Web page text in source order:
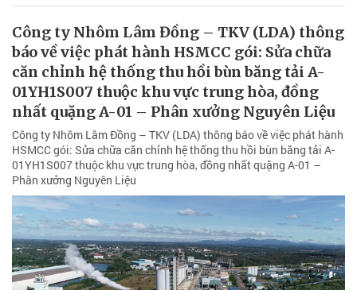
Công ty Nhôm Lâm Đồng – TKV (LDA) thông
báo về việc phát hành HSMCC gói: Sửa chữa
căn chỉnh hệ thống thu hồi bùn băng tải A-
01YH1S007 thuộc khu vực trung hòa, đồng
nhất quặng A-01 – Phân xưởng Nguyên Liệu
Công ty Nhôm Lâm Đồng – TKV (LDA) thông báo về việc phát hành
HSMCC gói: Sửa chữa căn chỉnh hệ thống thu hồi bùn băng tải A-
01YH1S007 thuộc khu vực trung hòa, đồng nhất quặng A-01 –
Phân xưởng Nguyên Liệu